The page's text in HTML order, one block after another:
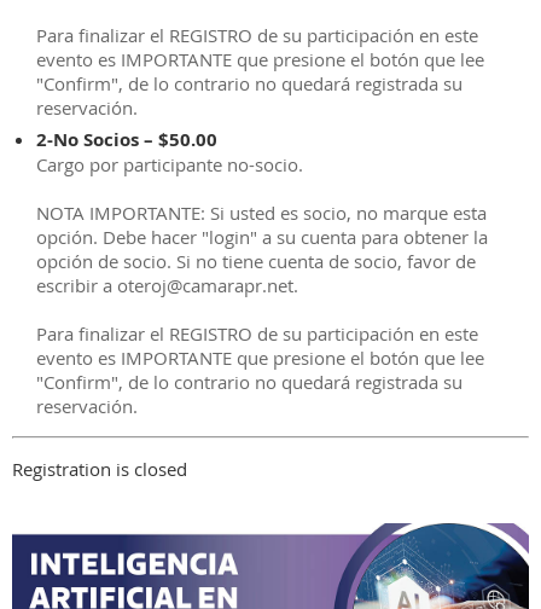
Para finalizar el REGISTRO de su participación en este
evento es IMPORTANTE que presione el botón que lee
"Confirm", de lo contrario no quedará registrada su
reservación.
2-No Socios – $50.00
Cargo por participante no-socio.
NOTA IMPORTANTE: Si usted es socio, no marque esta
opción. Debe hacer "login" a su cuenta para obtener la
opción de socio. Si no tiene cuenta de socio, favor de
escribir a oteroj@camarapr.net.
Para finalizar el REGISTRO de su participación en este
evento es IMPORTANTE que presione el botón que lee
"Confirm", de lo contrario no quedará registrada su
reservación.
Registration is closed